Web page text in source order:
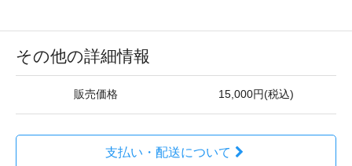
その他の詳細情報
販売価格 15,000円(税込)
支払い・配送について